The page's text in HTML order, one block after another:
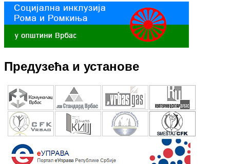
Предузећа и установе